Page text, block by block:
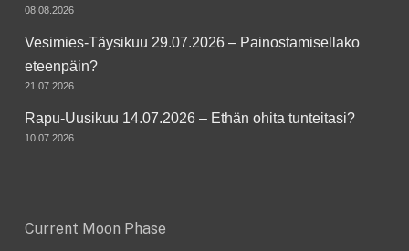
08.08.2026
Vesimies-Täysikuu 29.07.2026 – Painostamisellako
eteenpäin?
21.07.2026
Rapu-Uusikuu 14.07.2026 – Ethän ohita tunteitasi?
10.07.2026
Current Moon Phase